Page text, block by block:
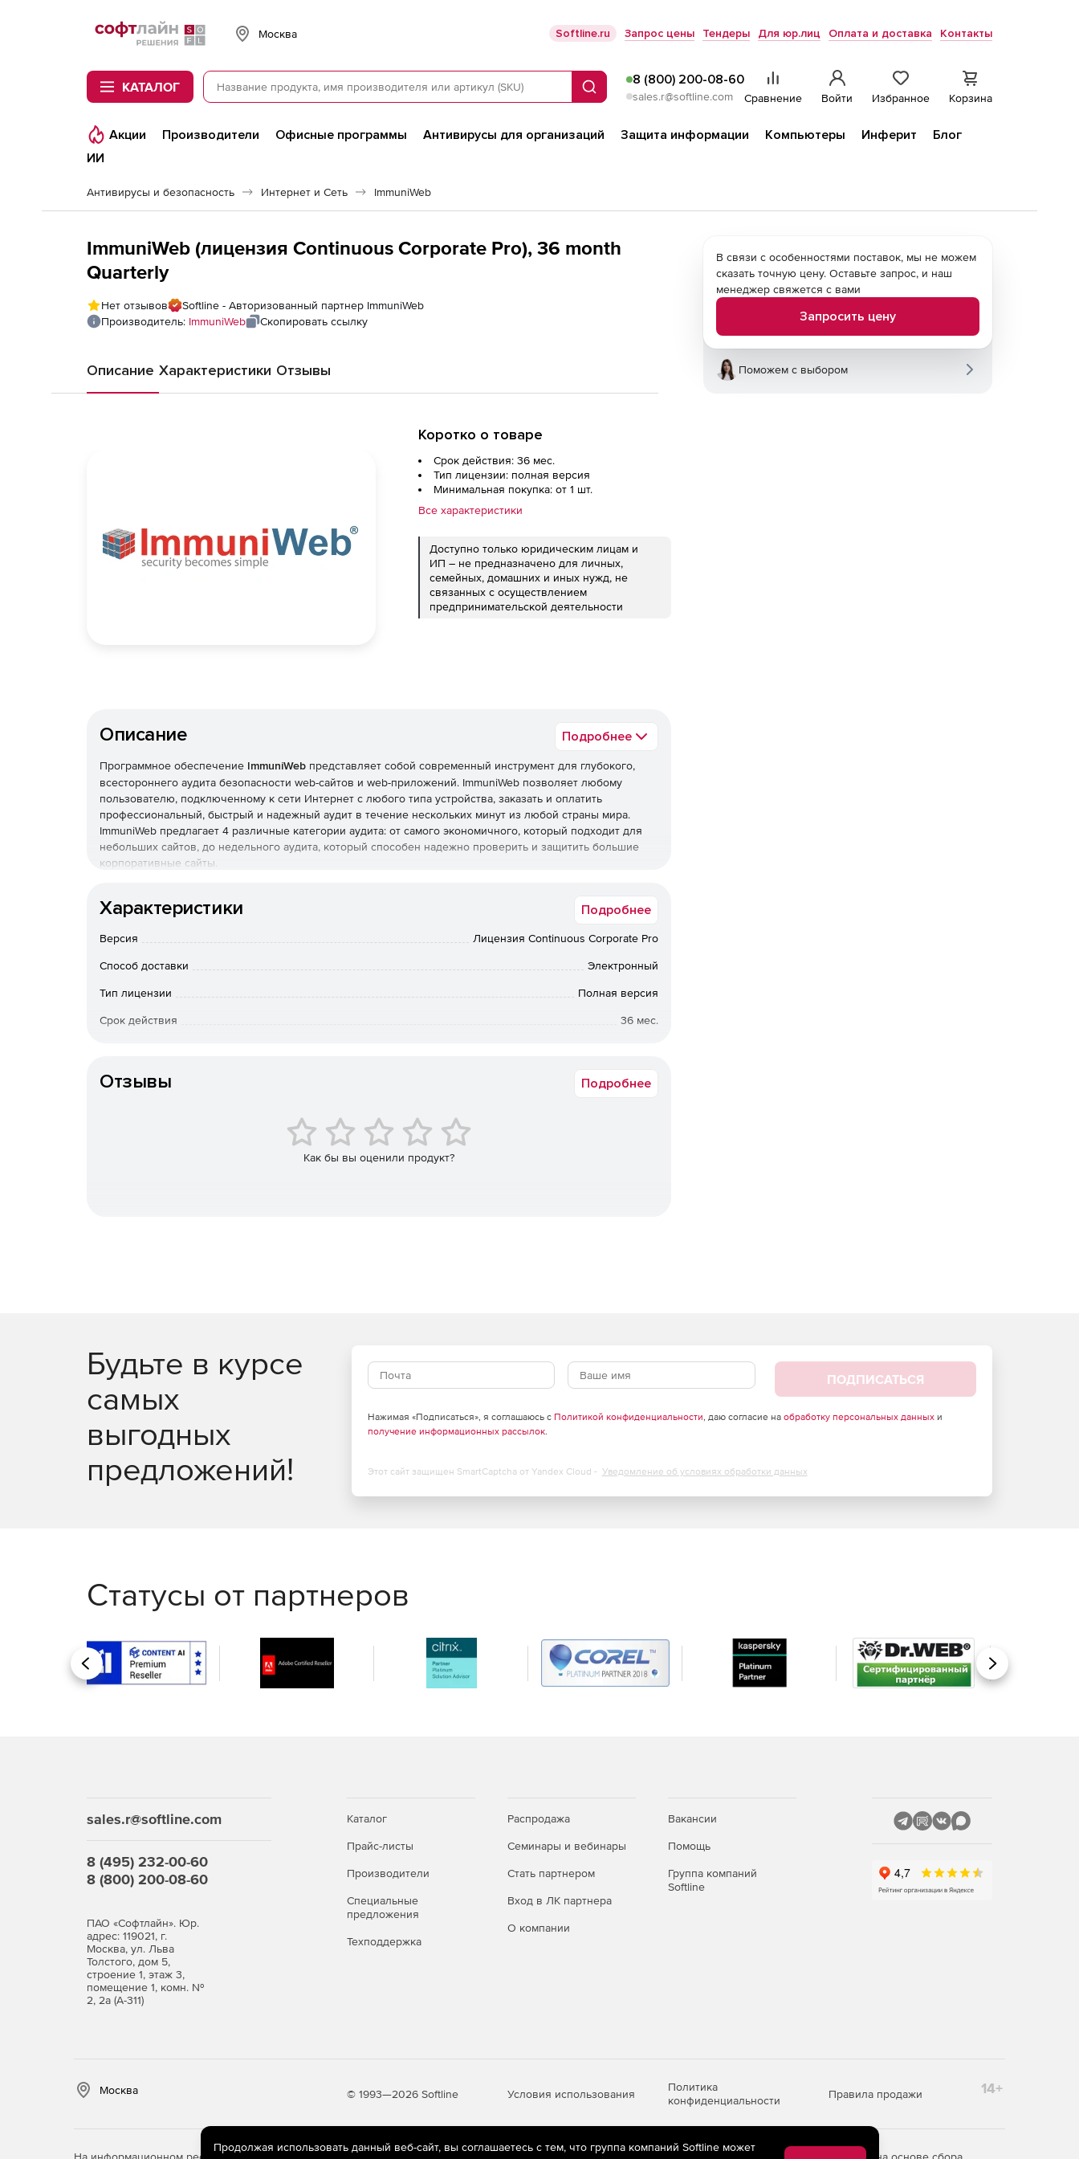
Softline
Москва Softline.ru Запрос цены Тендеры Для юр.лиц Оплата и доставка Контакты
КАТАЛОГ Поиск
8 (800) 200-08-60
sales.r@softline.com Сравнение Войти Избранное Корзина
Акции Производители Офисные программы Антивирусы для организаций Защита информации Компьютеры Инферит
Блог
ИИ
Антивирусы и безопасность Интернет и Сеть ImmuniWeb
ImmuniWeb (лицензия Continuous Corporate Pro), 36 month
Quarterly
Нет отзывов
Softline - Авторизованный партнер ImmuniWeb
Производитель: ImmuniWeb Скопировать ссылку
Описание Характеристики Отзывы
Коротко о товаре
Срок действия: 36 мес.
Тип лицензии: полная версия
Минимальная покупка: от 1 шт.
Все характеристики
Доступно только юридическим лицам и
ИП – не предназначено для личных,
семейных, домашних и иных нужд, не
связанных с осуществлением
предпринимательской деятельности
Описание Подробнее
Программное обеспечение ImmuniWeb представляет собой современный инструмент для глубокого,
всестороннего аудита безопасности web-сайтов и web-приложений. ImmuniWeb позволяет любому
пользователю, подключенному к сети Интернет с любого типа устройства, заказать и оплатить
профессиональный, быстрый и надежный аудит в течение нескольких минут из любой страны мира.
ImmuniWeb предлагает 4 различные категории аудита: от самого экономичного, который подходит для
небольших сайтов, до недельного аудита, который способен надежно проверить и защитить большие
корпоративные сайты.
аудит (PayPal, Visa, MasterCard, AMEX), указать технические настройки (по умолчанию ничего выбирать
не надо, система все сделает сама, дополнительные настройки есть только для экспертов) и
взаимодействует клиент.
ImmuniWeb Scanner
– быстрый и эффективный сканер уязвимостей, разработанный специалистами
ImmuniWeb Auditors
– команда профессиональный аудиторов опытом работы не менее 5 лет в
к системе техподдержки и биллинга в целях соблюдения приватности клиентов.
Характеристики Подробнее
Версия Лицензия Continuous Corporate Pro
Способ доставки Электронный
Тип лицензии Полная версия
Срок действия 36 мес.
Отзывы Подробнее
Как бы вы оценили продукт?
В связи с особенностями поставок, мы не можем
сказать точную цену. Оставьте запрос, и наш
менеджер свяжется с вами
Запросить цену
Поможем с выбором
Будьте в курсе
самых
выгодных
предложений!
ПОДПИСАТЬСЯ
Нажимая «Подписаться», я соглашаюсь с Политикой конфиденциальности, даю согласие на обработку персональных данныхи
получение информационных рассылок.
Этот сайт защищен SmartCaptcha от Yandex Cloud - Уведомление об условиях обработки данных
Статусы от партнеров
Назад Вперед
sales.r@softline.com
8 (495) 232-00-60
8 (800) 200-08-60
ПАО «Софтлайн». Юр.
адрес: 119021, г.
Москва, ул. Льва
Толстого, дом 5,
строение 1, этаж 3,
помещение 1, комн. №
2, 2а (А-311)
Каталог
Прайс-листы
Производители
Специальные
предложения
Техподдержка
Распродажа
Семинары и вебинары
Стать партнером
Вход в ЛК партнера
О компании
Вакансии
Помощь
Группа компаний
Softline
Москва © 1993—2026 Softline Условия использования
Политика
конфиденциальности
Правила продажи 14+
Продолжая использовать данный веб-сайт, вы соглашаетесь с тем, что группа компаний Softline может